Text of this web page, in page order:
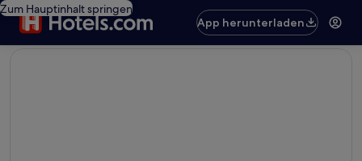
Zum Hauptinhalt springen
App herunterladen